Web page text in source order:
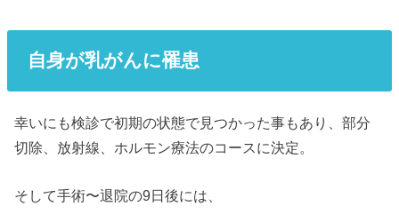
自身が乳がんに罹患
幸いにも検診で初期の状態で見つかった事もあり、部分
切除、放射線、ホルモン療法のコースに決定。
そして手術〜退院の9日後には、